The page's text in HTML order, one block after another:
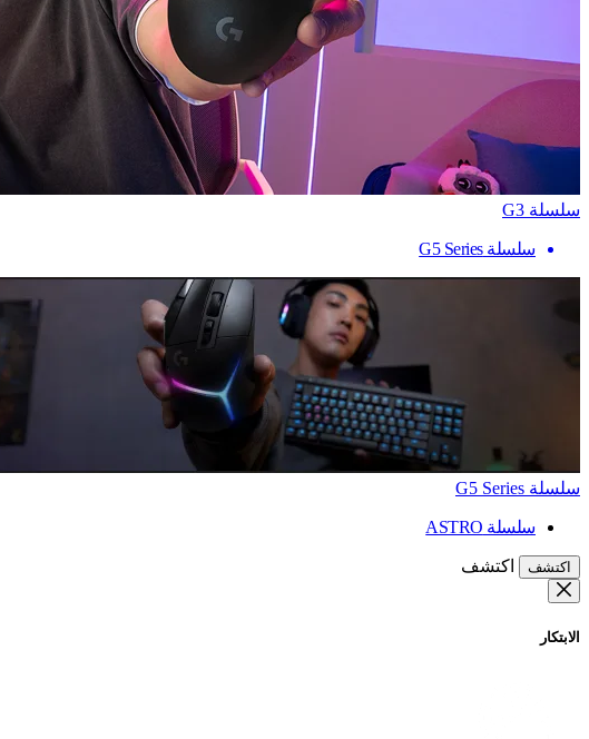
سلسلة G3
سلسلة G5 Series
سلسلة G5 Series
سلسلة ASTRO
اكتشف اكتشف
الابتكار